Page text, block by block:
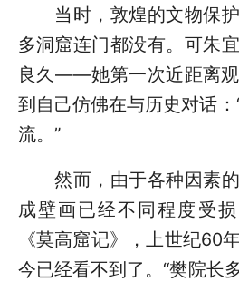
当时，敦煌的文物保护
多洞窟连门都没有。可朱
良久——她第一次近距离
到自己仿佛在与历史对话
流。”
然而，由于各种因素的
成壁画已经不同程度受
《莫高窟记》，上世纪60
今已经看不到了。“樊院长